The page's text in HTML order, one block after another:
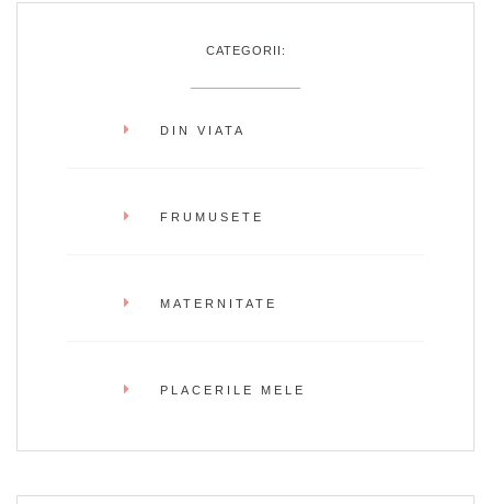
CATEGORII:
DIN VIATA
FRUMUSETE
MATERNITATE
PLACERILE MELE